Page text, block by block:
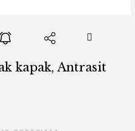
kapak, Antrasit